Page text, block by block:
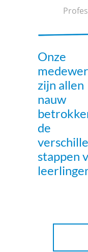
Onze
zijn allen
nauw
de
stappen